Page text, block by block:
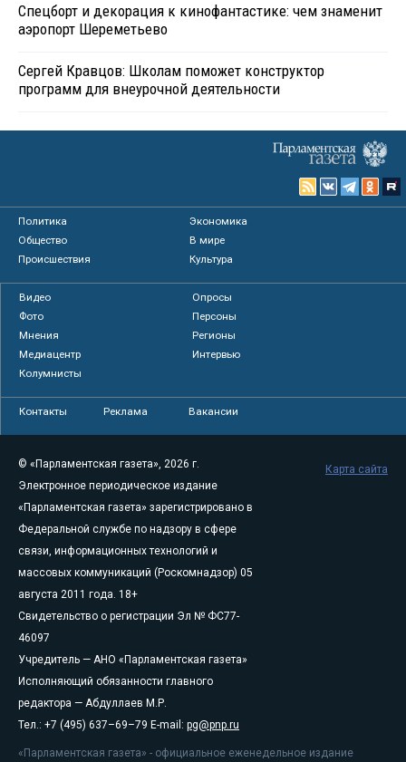
Спецборт и декорация к кинофантастике: чем знаменит
аэропорт Шереметьево
Сергей Кравцов: Школам поможет конструктор
программ для внеурочной деятельности
Политика
Экономика
Общество
В мире
Происшествия
Культура
Видео
Опросы
Фото
Персоны
Мнения
Регионы
Медиацентр
Интервью
Колумнисты
Контакты Реклама Вакансии
© «Парламентская газета», 2026 г.
Электронное периодическое издание
«Парламентская газета» зарегистрировано в
Федеральной службе по надзору в сфере
связи, информационных технологий и
массовых коммуникаций (Роскомнадзор) 05
августа 2011 года. 18+
Свидетельство о регистрации Эл № ФС77-
46097
Учредитель — АНО «Парламентская газета»
Исполняющий обязанности главного
редактора — Абдуллаев М.Р.
Тел.: +7 (495) 637–69–79 E-mail: pg@pnp.ru
«Парламентская газета» - официальное еженедельное издание
Карта сайта